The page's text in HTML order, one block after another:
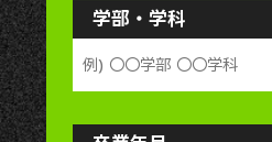
学部・学科